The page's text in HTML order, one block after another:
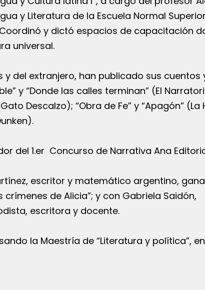
y Literatura de la Escuela Normal
y dictó espacios de capacitación
universal.
y del extranjero, han publicado sus cuentos
y “Donde las calles terminan” (El
Descalzo); “Obra de Fe” y “Apagón” (La
del 1.er Concurso de Narrativa Ana
escritor y matemático argentino,
crímenes de Alicia”; y con Gabriela Saidón,
escritora y docente.
la Maestría de “Literatura y política”, en